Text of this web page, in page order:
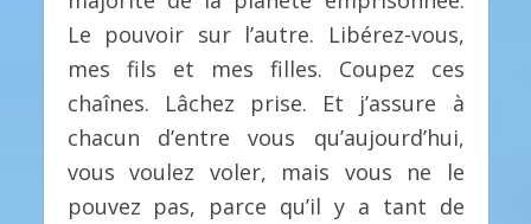
Le pouvoir sur l’autre. Libérez-vous,
mes fils et mes filles. Coupez ces
chaînes. Lâchez prise. Et j’assure à
chacun d’entre vous qu’aujourd’hui,
vous voulez voler, mais vous ne le
pouvez pas, parce qu’il y a tant de